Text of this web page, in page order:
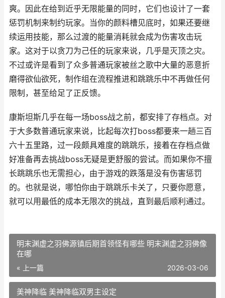
爽。因此在给到近乎无限能量的同时，它们也设计了一套
惩罚机制来制约玩家。当你的颜料槽见底时，如果还要继
续运用技能，那么过渡的能量消耗就会成为伤害攻击玩
家。这对于以贪刀为己任的玩家来说，几乎是灭顶之灾。
不过或许是看到了众多普通玩家被丝之歌中大量的恶意折
磨得欲仙欲死，制作组在流程推进和跳跳乐中不再做任何
限制，甚至给足了正反馈。
康斯坦斯几乎在每一场boss战之前，都安排了存档点。对
于大多数普通玩家来说，比起每次打boss都要来一趟三百
六十五里路，过一段颇具难度的跳跳乐，接着在存档点做
好准备再去挑战boss无疑是更舒服的尝试。而如果你不擅
长跳跳乐也无需担心，由于游戏的跌落是没有伤害惩罚
的。也就是说，哪怕你由于跳跳乐卡关了，只要你愿意，
就可以用最低的成本无限次的挑战，直到最后顺利通过。
明末渊虚之羽佛源镇后期首领怪有哪些 明末渊虚之羽佛像
在哪
« 上一篇 2026-03-06
美神降临 美神降临双男主设定